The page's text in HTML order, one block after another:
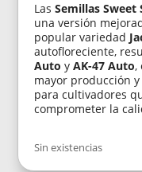
LasSemillas Sweet
una versión
popular variedad
autofloreciente,
Auto yAK-47 Auto,
mayor producción
para cultivadores
comprometer la
Sin existencias